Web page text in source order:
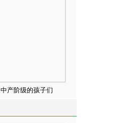
中产阶级的孩子们